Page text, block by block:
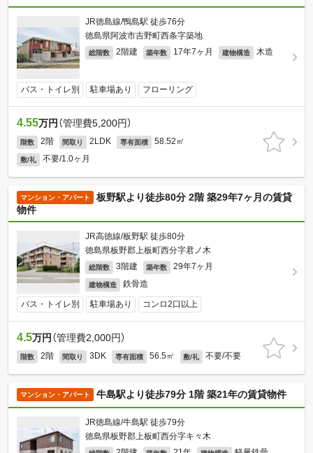
JR徳島線/鴨島駅 徒歩76分
徳島県阿波市吉野町西条字築地
総階数 2階建 築年数 17年7ヶ月 建物構造 木造
バス・トイレ別 駐車場あり フローリング
4.55万円 （管理費5,200円）
階数 2階 間取り 2LDK 専有面積 58.52㎡
敷/礼 不要/1.0ヶ月
マンション・アパート
板野駅より徒歩80分 2階 築29年7ヶ月の賃貸
物件
JR高徳線/板野駅 徒歩80分
徳島県板野郡上板町西分字君ノ木
総階数 3階建 築年数 29年7ヶ月
建物構造 鉄骨造
バス・トイレ別 駐車場あり コンロ2口以上
4.5万円 （管理費2,000円）
階数 2階 間取り 3DK 専有面積 56.5㎡ 敷/礼 不要/不要
マンション・アパート 牛島駅より徒歩79分 1階 築21年の賃貸物件
JR徳島線/牛島駅 徒歩79分
徳島県板野郡上板町西分字キ々木